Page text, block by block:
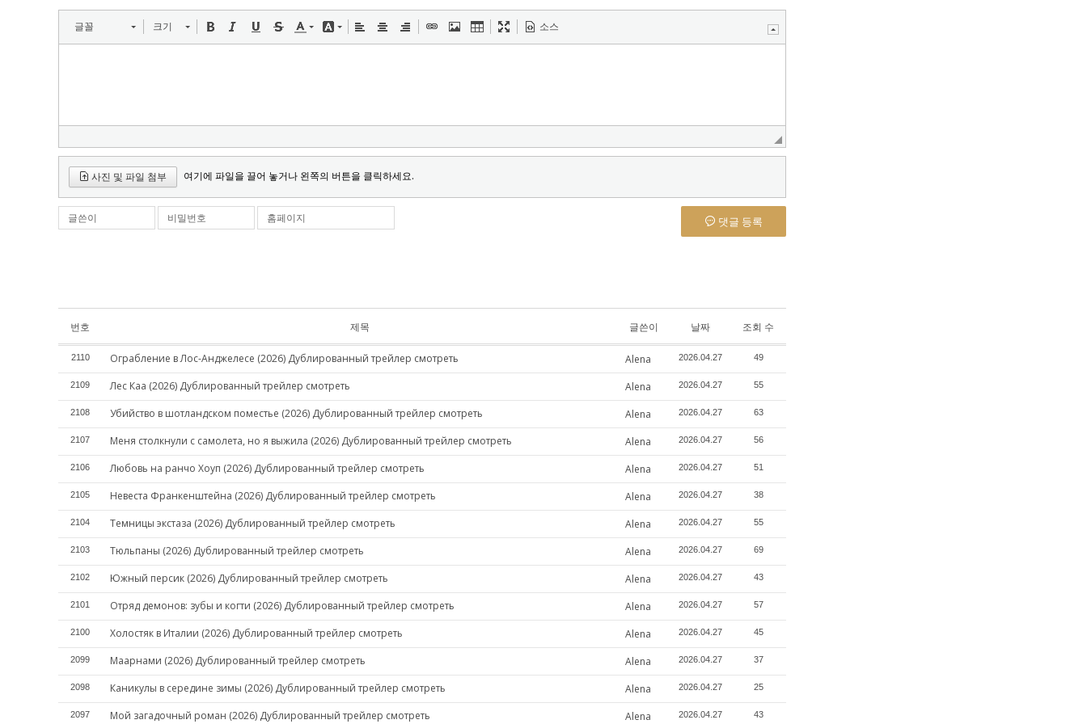
글꼴 크기 소스
사진 및 파일 첨부 여기에 파일을 끌어 놓거나 왼쪽의 버튼을 클릭하세요.
글쓴이 비밀번호 홈페이지 댓글 등록
번호 제목 글쓴이 날짜 조회 수
2110 Ограбление в Лос-Анджелесе (2026) Дублированный трейлер смотреть Alena 2026.04.27 49
2109 Лес Каа (2026) Дублированный трейлер смотреть Alena 2026.04.27 55
2108 Убийство в шотландском поместье (2026) Дублированный трейлер смотреть Alena 2026.04.27 63
2107 Меня столкнули с самолета, но я выжила (2026) Дублированный трейлер смотреть Alena 2026.04.27 56
2106 Любовь на ранчо Хоуп (2026) Дублированный трейлер смотреть Alena 2026.04.27 51
2105 Невеста Франкенштейна (2026) Дублированный трейлер смотреть Alena 2026.04.27 38
2104 Темницы экстаза (2026) Дублированный трейлер смотреть Alena 2026.04.27 55
2103 Тюльпаны (2026) Дублированный трейлер смотреть Alena 2026.04.27 69
2102 Южный персик (2026) Дублированный трейлер смотреть Alena 2026.04.27 43
2101 Отряд демонов: зубы и когти (2026) Дублированный трейлер смотреть Alena 2026.04.27 57
2100 Холостяк в Италии (2026) Дублированный трейлер смотреть Alena 2026.04.27 45
2099 Маарнами (2026) Дублированный трейлер смотреть Alena 2026.04.27 37
2098 Каникулы в середине зимы (2026) Дублированный трейлер смотреть Alena 2026.04.27 25
2097 Мой загадочный роман (2026) Дублированный трейлер смотреть Alena 2026.04.27 43